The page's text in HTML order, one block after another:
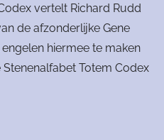
vertelt Richard Rudd
de afzonderlijke Gene
hiermee te maken
Totem Codex